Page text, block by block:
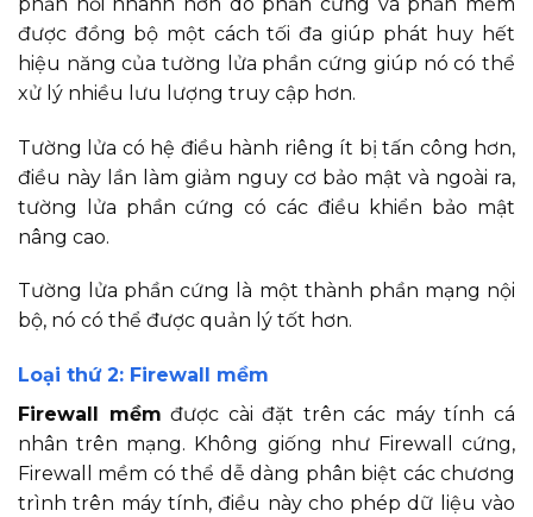
được đồng bộ một cách tối đa giúp phát huy hết
hiệu năng của tường lửa phần cứng giúp nó có thể
xử lý nhiều lưu lượng truy cập hơn.
Tường lửa có hệ điều hành riêng ít bị tấn công hơn,
điều này lần làm giảm nguy cơ bảo mật và ngoài ra,
tường lửa phần cứng có các điều khiển bảo mật
nâng cao.
Tường lửa phần cứng là một thành phần mạng nội
bộ, nó có thể được quản lý tốt hơn.
Loại thứ 2: Firewall mềm
Firewall mềm được cài đặt trên các máy tính cá
nhân trên mạng. Không giống như Firewall cứng,
Firewall mềm có thể dễ dàng phân biệt các chương
trình trên máy tính, điều này cho phép dữ liệu vào